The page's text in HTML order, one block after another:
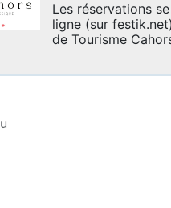
Les réservations
ligne (sur
de Tourisme